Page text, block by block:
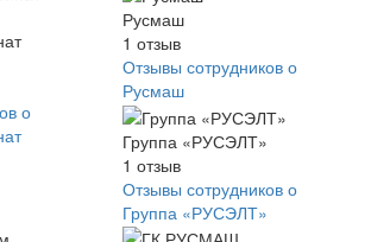
о
Русмаш
1 отзыв
Отзывы сотрудников о
Русмаш
Группа «РУСЭЛТ»
1 отзыв
Отзывы сотрудников о
Группа «РУСЭЛТ»